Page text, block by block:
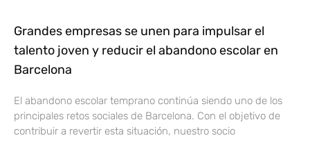
Grandes empresas se unen para impulsar el
talento joven y reducir el abandono escolar en
Barcelona
El abandono escolar temprano continúa siendo uno de los
principales retos sociales de Barcelona. Con el objetivo de
contribuir a revertir esta situación, nuestro socio